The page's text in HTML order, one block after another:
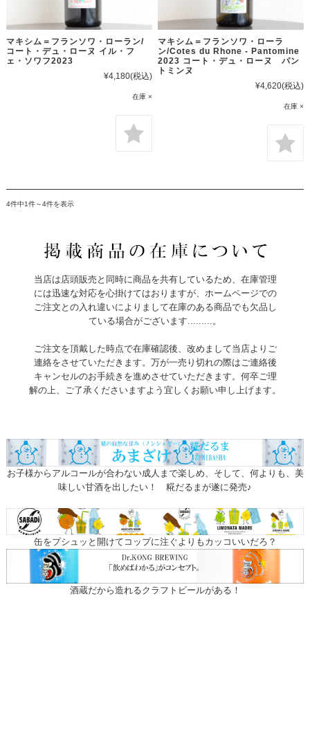
マキシム＝フランソワ・ローラン/
コート・デュ・ローヌ イル・フ
ェ・ソワフ2023
¥4,180(税込)
在庫 ×
マキシム＝フランソワ・ローラ
ン/Cotes du Rhone - Pantomine
2023 コート・デュ・ローヌ パン
トミンヌ
¥4,620(税込)
在庫 ×
4件中1件～4件を表示
当店は店頭販売と同時に商品を共有しているため、在庫管理
には迅速な対応を心掛けてはおりますが、ホームページでの
ご注文との入れ違いによりまして在庫のある商品でも欠品し
ている場合がございます.........。
ご注文を頂戴した時点で在庫確認後、改めまして当店よりご
連絡をさせていただきます。万が一売り切れの際はご連絡後
キャンセルのお手続きを進めさせていただきます。何卒ご理
解の上、ご了承くださいますよう宜しくお願い申し上げます。
お子様からアルコールが合わない成人まで楽しめ、そして、何よりも、美
味しい甘酒を出したい！ 糀だるまが遂に発売♪
缶をプシュッと開けてコップに注ぐよりもカッコいいだろ？
酒蔵だから造れるクラフトビールがある！